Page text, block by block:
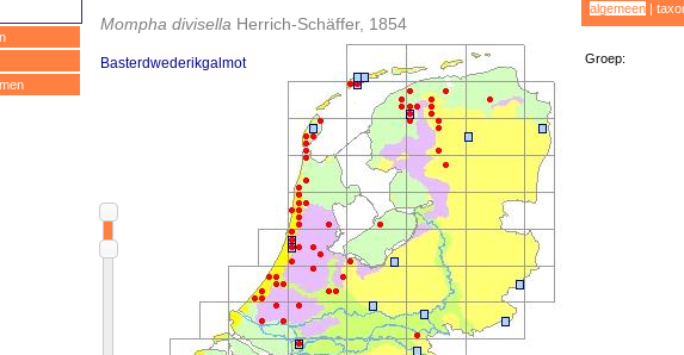
Mompha divisella Herrich-Schäffer, 1854
Basterdwederikgalmot
algemeen|
Groep: